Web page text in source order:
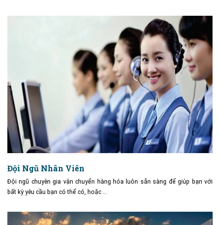
Đội Ngũ Nhân Viên
Đội ngũ chuyên gia vận chuyển hàng hóa luôn sẵn sàng để giúp bạn với
bất kỳ yêu cầu bạn có thể có, hoặc …